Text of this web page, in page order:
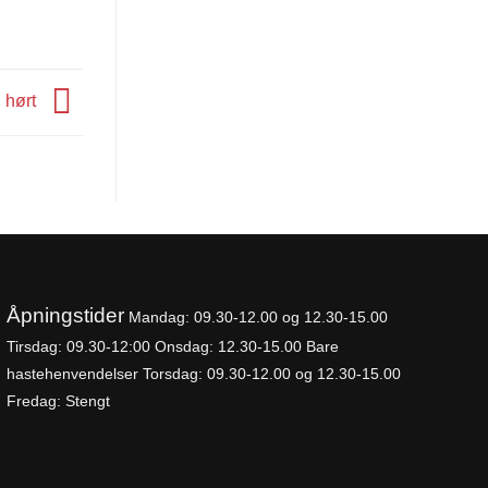
hørt
Åpningstider Mandag: 09.30-12.00 og 12.30-15.00
Tirsdag: 09.30-12:00 Onsdag: 12.30-15.00 Bare
hastehenvendelser Torsdag: 09.30-12.00 og 12.30-15.00
Fredag: Stengt